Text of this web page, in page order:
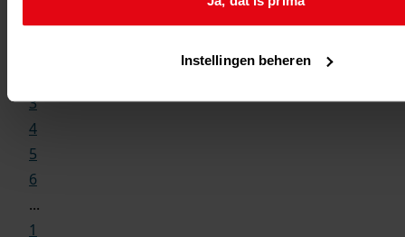
Instellingen beheren
1
3
4
5
6
...
1